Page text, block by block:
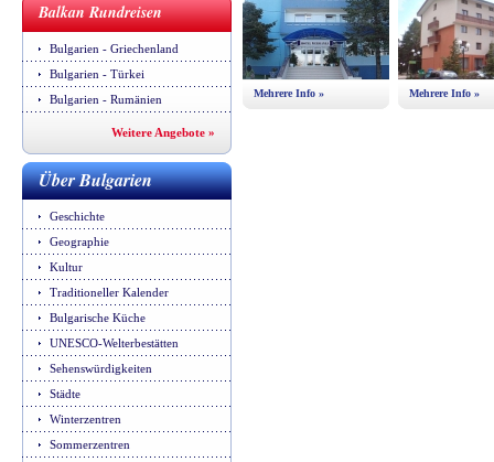
Balkan Rundreisen
Bulgarien - Griechenland
Bulgarien - Türkei
Bulgarien - Rumänien
Weitere Angebote »
Über Bulgarien
Geschichte
Geographie
Kultur
Traditioneller Kalender
Bulgarische Küche
UNESCO-Welterbestätten
Sehenswürdigkeiten
Städte
Winterzentren
Sommerzentren
Mehrere Info » Mehrere Info »